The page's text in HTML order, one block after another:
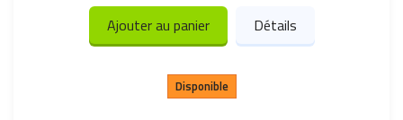
Ajouter au panier Détails
Disponible